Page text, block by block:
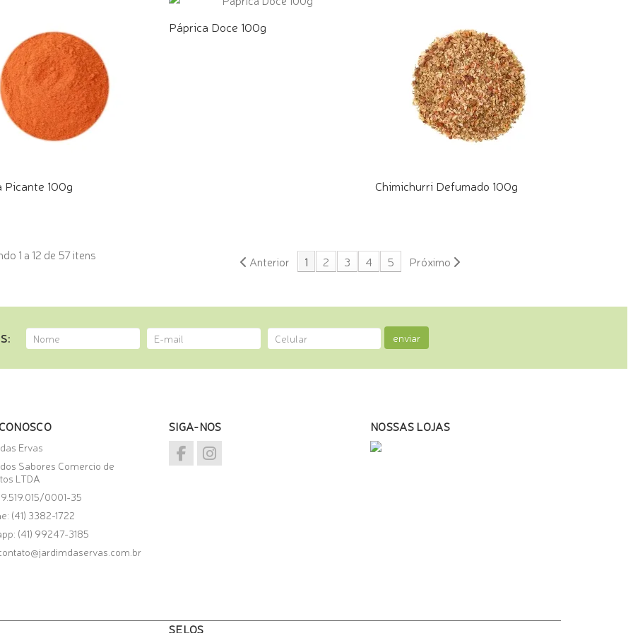
Picante 100g
Páprica Doce 100g
Chimichurri Defumado 100g
Anterior 1 2 3 4 5 Próximo
1 a 12 de 57 itens
enviar
Ervas
Sabores Comercio de
LTDA
0001-35
(41) 3382-1722
(41) 99247-3185
SIGA-NOS NOSSAS LOJAS
SELOS